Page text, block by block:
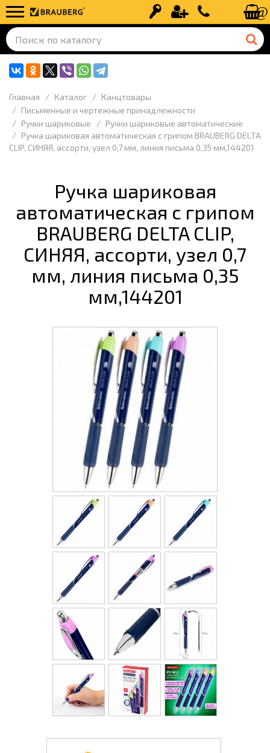
Вход Регистрация+7 (499) 110-
Главная Каталог
Канцтовары
Письменные и чертежные принадлежности
Ручки шариковые
Ручки шариковые автоматические
Ручка шариковая автоматическая с грипом BRAUBERG DELTA
CLIP, СИНЯЯ, ассорти, узел 0,7 мм, линия письма 0,35 мм,144201
Ручка шариковая
автоматическая с грипом
BRAUBERG DELTA CLIP,
СИНЯЯ, ассорти, узел 0,7
мм, линия письма 0,35
мм,144201